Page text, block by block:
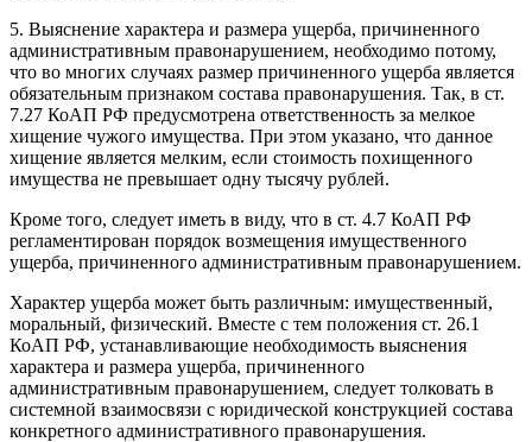
5. Выяснение характера и размера ущерба, причиненного
административным правонарушением, необходимо потому,
что во многих случаях размер причиненного ущерба является
обязательным признаком состава правонарушения. Так, в ст.
7.27 КоАП РФ предусмотрена ответственность за мелкое
хищение чужого имущества. При этом указано, что данное
хищение является мелким, если стоимость похищенного
имущества не превышает одну тысячу рублей.
Кроме того, следует иметь в виду, что в ст. 4.7 КоАП РФ
регламентирован порядок возмещения имущественного
ущерба, причиненного административным правонарушением.
Характер ущерба может быть различным: имущественный,
моральный, физический. Вместе с тем положения ст. 26.1
КоАП РФ, устанавливающие необходимость выяснения
характера и размера ущерба, причиненного
административным правонарушением, следует толковать в
системной взаимосвязи с юридической конструкцией состава
конкретного административного правонарушения.